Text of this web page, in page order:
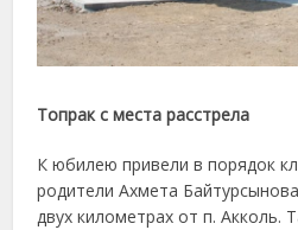
Топрак с места расстрела
К юбилею привели в порядок
родители Ахмета
двух километрах от п. Акколь.